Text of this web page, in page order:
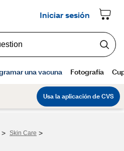
> Skin Care >